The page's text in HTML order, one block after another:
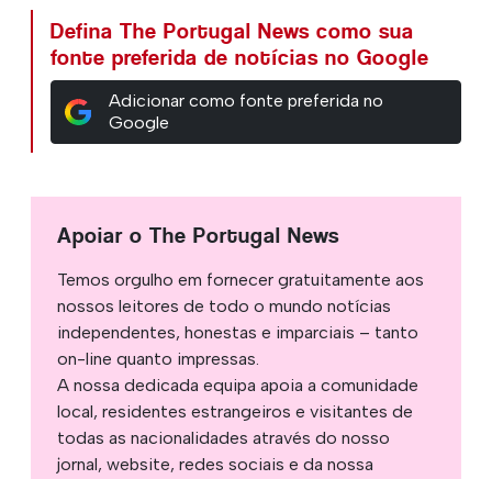
Defina The Portugal News como sua
fonte preferida de notícias no Google
Adicionar como fonte preferida no
Google
Apoiar o The Portugal News
Temos orgulho em fornecer gratuitamente aos
nossos leitores de todo o mundo notícias
independentes, honestas e imparciais – tanto
on-line quanto impressas.
A nossa dedicada equipa apoia a comunidade
local, residentes estrangeiros e visitantes de
todas as nacionalidades através do nosso
jornal, website, redes sociais e da nossa